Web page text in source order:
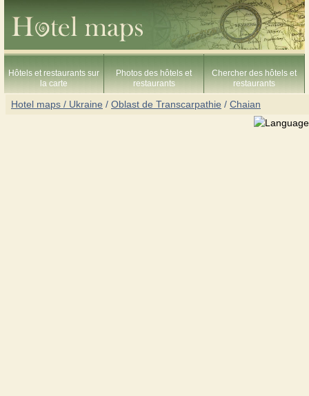
Hôtels et restaurants sur
la carte
Photos des hôtels et
restaurants
Chercher des hôtels et
restaurants
Hotel maps / Ukraine / Oblast de Transcarpathie / Chaian